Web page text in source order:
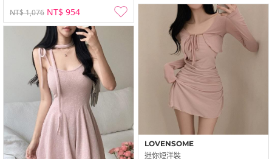
NT$ 1,076 NT$ 954
LOVENSOME
迷你短洋裝